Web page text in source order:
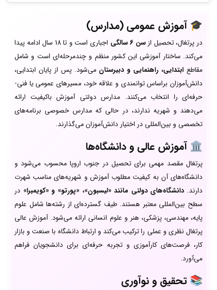
🎓آموزش عمومی (مدارس)
در پرتغال، تحصیل از سن 6 سالگی
اجباری است و تا 18 سال ادامه پیدا
می‌کند. ساختار آموزشی این کشور منظم و چندمرحله‌ای است و شامل
مقاطع ابتدایی، راهنمایی و دبیرستان می‌شود. پس از پایان ابتدایی،
دانش‌آموزان براساس توانمندی و علاقه خود، مسیرهای عمومی یا فنی-
حرفه‌ای را انتخاب می‌کنند. مدارس دولتی آموزش باکیفیت ارائه
می‌دهند و شهریه ندارند، در حالی که مدارس خصوصی برنامه‌های
تخصصی و بین‌المللی در اختیار دانش‌آموزان می‌گذارند.
🏛️آموزش عالی و دانشگاه‌ها
پرتغال مقصد مهمی برای تحصیل در جنوب اروپا محسوب می‌شود و
دانشگاه‌های آن به کیفیت مطلوب آموزش و شهریه‌های مناسب شهرت
دارند. دانشگاه‌های دولتی مانند «لیسبون»، «پورتو» و «کویمبرا» در
سطح بین‌المللی معتبر هستند. طیف گسترده‌ای از رشته‌ها شامل علوم
پایه، مهندسی، پزشکی، هنر و علوم انسانی ارائه می‌شود. آموزش عالی
پرتغال نظری و عملی را ترکیب می‌کند و ارتباط دانشگاه با صنعت و بازار
کار، فرصت‌های کارآموزی و تجربه حرفه‌ای برای دانشجویان فراهم
می‌آورد.
📚 تحقیق و نوآوری